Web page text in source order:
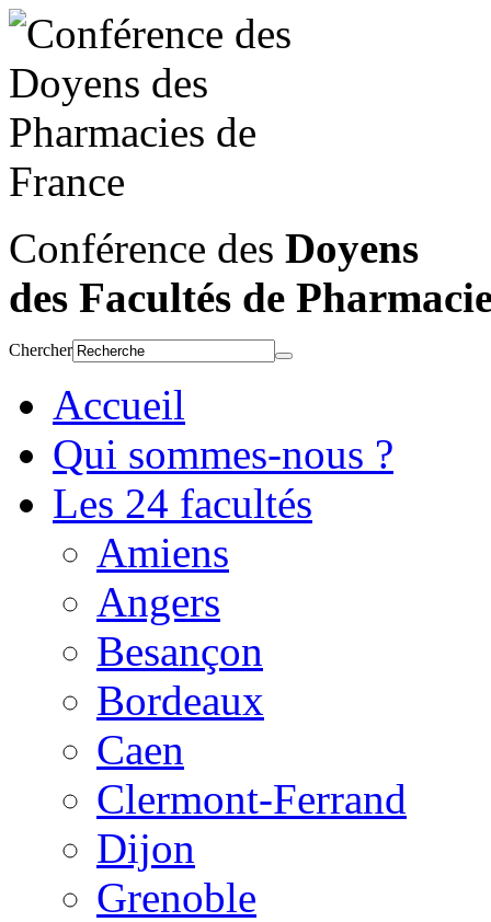
Conférence des Doyens
des Facultés de
Chercher
Accueil
Qui sommes-nous ?
Les 24 facultés
Amiens
Angers
Besançon
Bordeaux
Caen
Clermont-Ferrand
Dijon
Grenoble